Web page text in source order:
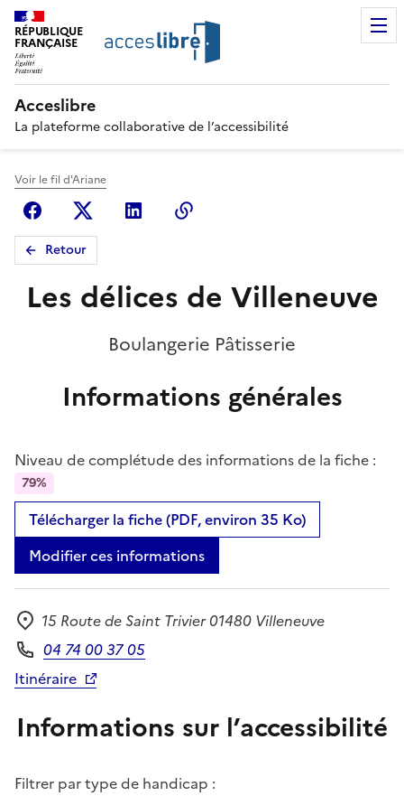
RÉPUBLIQUE
FRANÇAISE
Acceslibre
La plateforme collaborative de l’accessibilité
Voir le fil d'Ariane
FacebookX (anciennement Twitter)
Linkedin
Retour
Les délices de Villeneuve
Boulangerie Pâtisserie
Informations générales
Niveau de complétude des informations de la fiche :
79%
Télécharger la fiche (PDF, environ 35 Ko)
Modifier ces informations
Adresse
15 Route de Saint Trivier 01480 Villeneuve
Téléphone
04 74 00 37 05
Itinéraire
Informations sur l’accessibilité
Filtrer par type de handicap :